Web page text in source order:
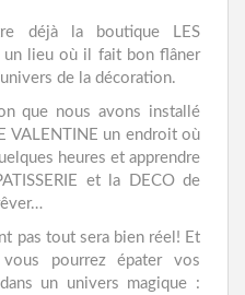
déjà la boutique LES
un lieu où il fait bon flâner
de la décoration.
que nous avons installé
VALENTINE un endroit où
heures et apprendre
et la DECO de
pas tout sera bien réel! Et
pourrez épater vos
un univers magique :